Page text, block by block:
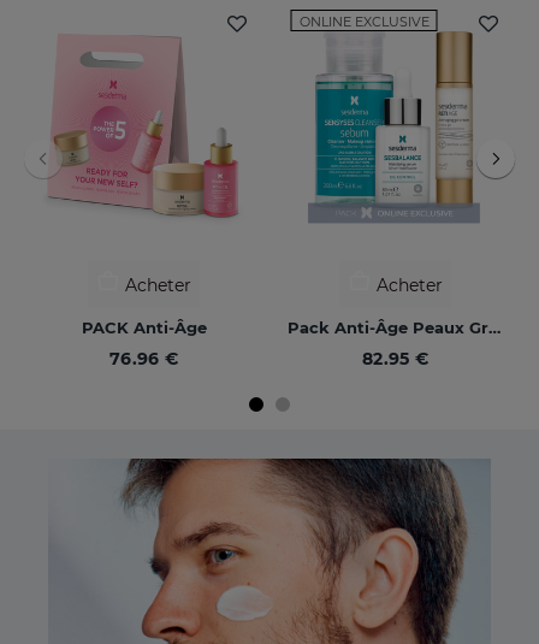
Acheter
PACK Anti-Âge
76.96 €
ONLINE EXCLUSIVE
Acheter
Pack Anti-Âge Peaux Grasses
82.95 €